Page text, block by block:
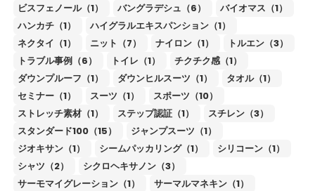
ビスフェノール（1）
バングラデシュ（6）
バイオマス（1）
ハンカチ（1）
ハイグラルエキスパンション（1）
ネクタイ（1）
ニット（7） ナイロン（1）
トルエン（3）
トラブル事例（6）
トイレ（1）
チクチク感（1）
ダウンプルーフ（1）
ダウンヒルスーツ（1）
タオル（1）
セミナー（1）
スーツ（1）
スポーツ（10）
ストレッチ素材（1）
ステップ認証（1）
スチレン（3）
スタンダード100（15）
ジャンプスーツ（1）
ジオキサン（1）
シームパッカリング（1）
シリコーン（1）
シャツ（2）
シクロヘキサノン（3）
サーモマイグレーション（1）
サーマルマネキン（1）